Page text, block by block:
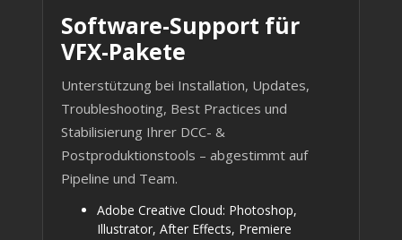
Software-Support für
VFX-Pakete
Unterstützung bei Installation, Updates,
Troubleshooting, Best Practices und
Stabilisierung Ihrer DCC- &
Postproduktionstools – abgestimmt auf
Pipeline und Team.
Adobe Creative Cloud: Photoshop,
Illustrator, After Effects, Premiere